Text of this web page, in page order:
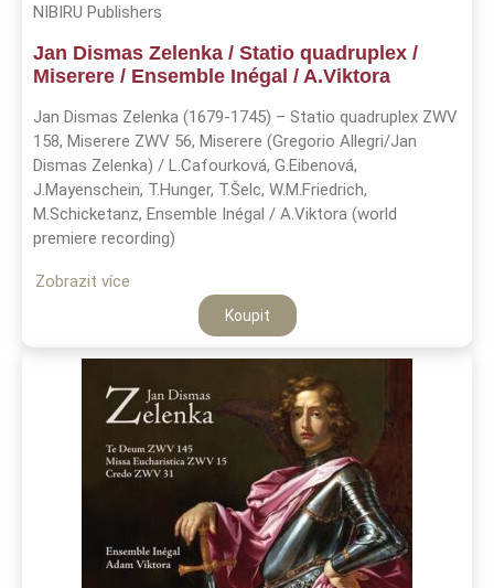
NIBIRU Publishers
Jan Dismas Zelenka / Statio quadruplex /
Miserere / Ensemble Inégal / A.Viktora
Jan Dismas Zelenka (1679-1745) – Statio quadruplex ZWV
158, Miserere ZWV 56, Miserere (Gregorio Allegri/Jan
Dismas Zelenka) / L.Cafourková, G.Eibenová,
J.Mayenschein, T.Hunger, T.Šelc, W.M.Friedrich,
M.Schicketanz, Ensemble Inégal / A.Viktora (world
premiere recording)
Zobrazit více
Koupit